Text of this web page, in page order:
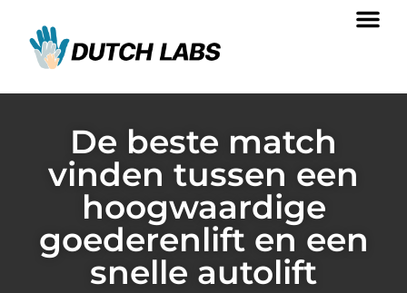
De beste match
vinden tussen een
hoogwaardige
goederenlift en een
snelle autolift